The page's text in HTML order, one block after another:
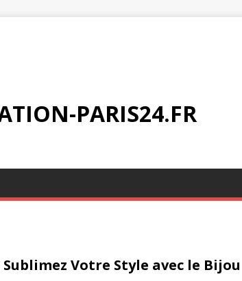
PARIS24.FR
Votre Style avec le Bijou